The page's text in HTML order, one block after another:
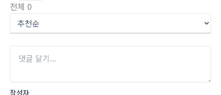
전체 0
작성자